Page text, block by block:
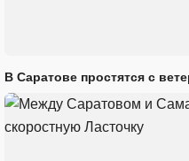
В Саратове простятся с